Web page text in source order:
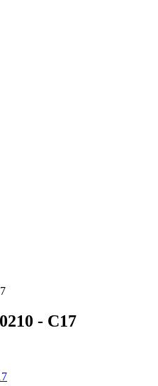
- С17